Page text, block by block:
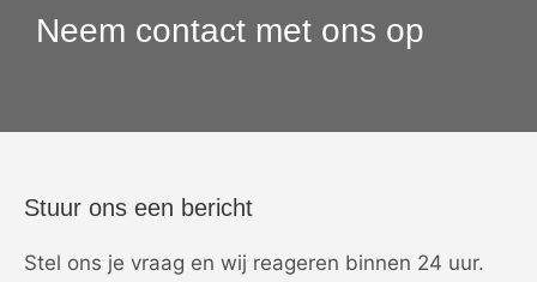
Neem contact met ons op
Stuur ons een bericht
Stel ons je vraag en wij reageren binnen 24 uur.